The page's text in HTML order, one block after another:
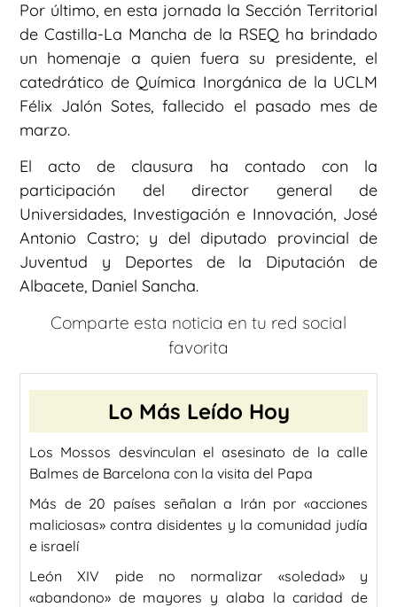
Por último, en esta jornada la Sección Territorial
de Castilla-La Mancha de la RSEQ ha brindado
un homenaje a quien fuera su presidente, el
catedrático de Química Inorgánica de la UCLM
Félix Jalón Sotes, fallecido el pasado mes de
marzo.
El acto de clausura ha contado con la
participación del director general de
Universidades, Investigación e Innovación, José
Antonio Castro; y del diputado provincial de
Juventud y Deportes de la Diputación de
Albacete, Daniel Sancha.
Comparte esta noticia en tu red social
favorita
Lo Más Leído Hoy
Los Mossos desvinculan el asesinato de la calle
Balmes de Barcelona con la visita del Papa
Más de 20 países señalan a Irán por «acciones
maliciosas» contra disidentes y la comunidad judía
e israelí
León XIV pide no normalizar «soledad» y
«abandono» de mayores y alaba la caridad de